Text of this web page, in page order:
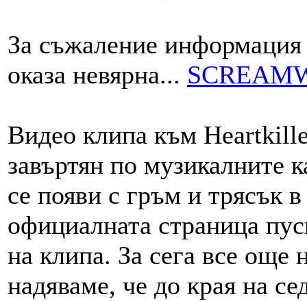
За съжаление
оказа невярна...
Видео клипа към
завъртян по музикалните
се появи с гръм и трясък
официалната страница
на клипа. За сега все още
надяваме, че до края на